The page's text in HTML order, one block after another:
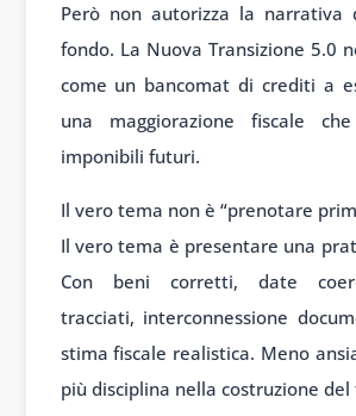
Però non autorizza la narrativa
fondo. La Nuova Transizione 5.0
come un bancomat di crediti a
una maggiorazione fiscale
imponibili futuri.
Il vero tema non è “prenotare
Il vero tema è presentare una
Con beni corretti, date
tracciati, interconnessione
stima fiscale realistica. Meno
più disciplina nella costruzione del